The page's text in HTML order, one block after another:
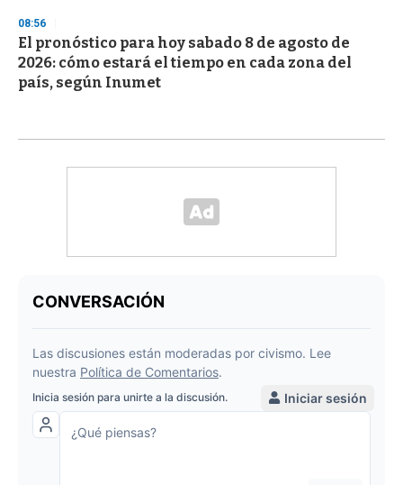
08:56
El pronóstico para hoy sabado 8 de agosto de
2026: cómo estará el tiempo en cada zona del
país, según Inumet